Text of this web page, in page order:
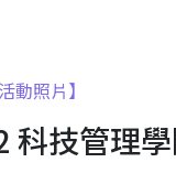
活動照片】
科技管理